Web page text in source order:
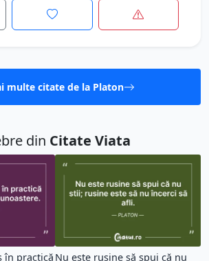
multe citate de la Platon
din Citate Viata
în practică Nu este rușine să spui că nu